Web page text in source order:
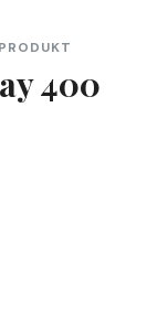
PRODUKT
400